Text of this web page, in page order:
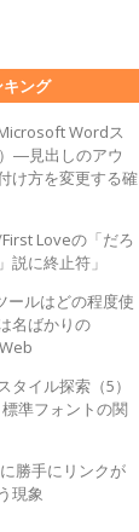
ング
Wordス
―見出しのアウ
け方を変更する確
Loveの「だろ
説に終止符」
ールはどの程度使
名ばかりの
イル探索（5）
準フォントの関
勝手にリンクが
現象